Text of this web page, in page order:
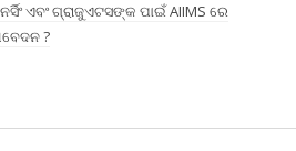
ନର୍ସିଂ ଏବଂ ଗ୍ରାଜୁଏଟସଙ୍କ ପାଇଁ AIIMS ରେ
?